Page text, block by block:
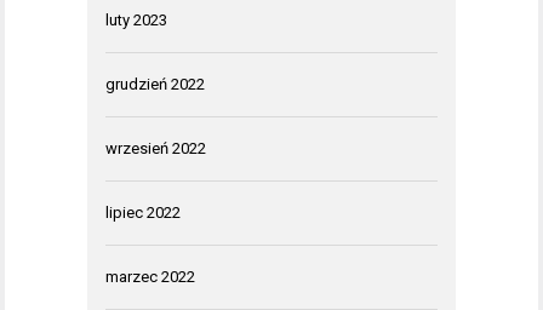
luty 2023
grudzień 2022
wrzesień 2022
lipiec 2022
marzec 2022